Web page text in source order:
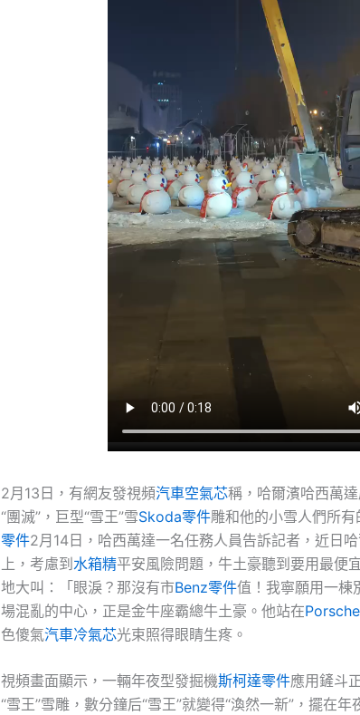
2月13日，有網友發視頻汽車空氣芯稱，哈爾濱哈西萬
“團滅”，巨型“雪王”雪Skoda零件雕和他的小雪人們所
零件2月14日，哈西萬達一名任務人員告訴記者，近日
上，考慮到水箱精平安風險問題，牛土豪聽到要用最便
地大叫：「眼淚？那沒有市Benz零件值！我寧願用一棟
場混亂的中心，正是金牛座霸總牛土豪。他站在
色傻氣汽車冷氣芯光束照得眼睛生疼。
視頻畫面顯示，一輛年夜型發掘機斯柯達零件應用鏟斗
“雪王”雪雕，數分鐘后“雪王”就變得“渙然一新”，擺在